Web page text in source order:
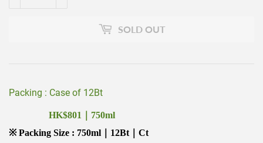
SOLD OUT
Packing : Case of 12Bt
HK$801｜750ml
※ Packing Size : 750ml｜12Bt｜Ct